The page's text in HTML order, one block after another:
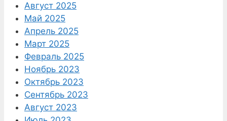
Август 2025
Май 2025
Апрель 2025
Март 2025
Февраль 2025
Ноябрь 2023
Октябрь 2023
Сентябрь 2023
Август 2023